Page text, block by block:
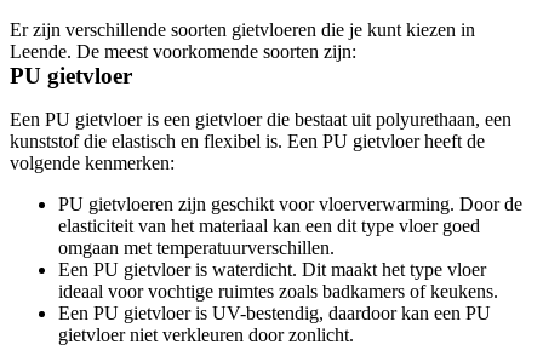
Er zijn verschillende soorten gietvloeren die je kunt kiezen in
Leende. De meest voorkomende soorten zijn:
PU gietvloer
Een PU gietvloer is een gietvloer die bestaat uit polyurethaan, een
kunststof die elastisch en flexibel is. Een PU gietvloer heeft de
volgende kenmerken:
PU gietvloeren zijn geschikt voor vloerverwarming. Door de
elasticiteit van het materiaal kan een dit type vloer goed
omgaan met temperatuurverschillen.
Een PU gietvloer is waterdicht. Dit maakt het type vloer
ideaal voor vochtige ruimtes zoals badkamers of keukens.
Een PU gietvloer is UV-bestendig, daardoor kan een PU
gietvloer niet verkleuren door zonlicht.